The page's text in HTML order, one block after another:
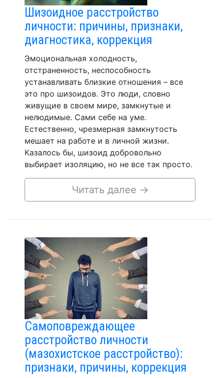
Шизоидное расстройство
личности: причины, признаки,
диагностика, коррекция
Эмоциональная холодность,
отстраненность, неспособность
устанавливать близкие отношения – все
это про шизоидов. Это люди, словно
живущие в своем мире, замкнутые и
нелюдимые. Сами себе на уме.
Естественно, чрезмерная замкнутость
мешает на работе и в личной жизни.
Казалось бы, шизоид добровольно
выбирает изоляцию, но не все так просто.
Читать далее →
Самоповреждающее
расстройство личности
(мазохистское расстройство):
признаки, причины, коррекция